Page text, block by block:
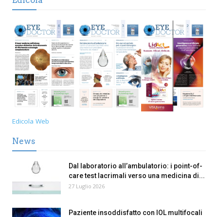
Edicola Web
News
Dal laboratorio all’ambulatorio: i point-of-
care test lacrimali verso una medicina di...
27 Luglio 2026
Paziente insoddisfatto con IOL multifocali